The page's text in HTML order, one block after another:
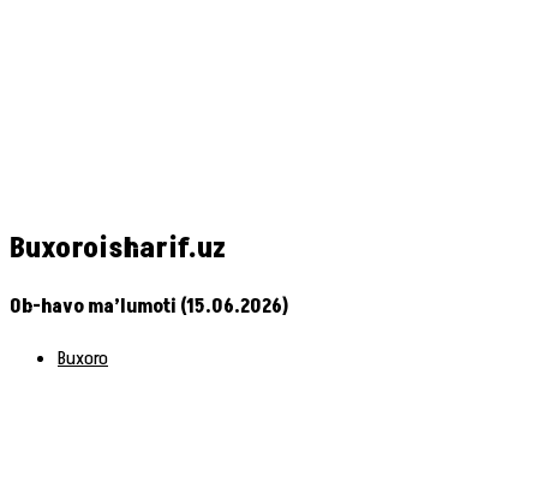
Buxoroisharif.uz
Ob-havo ma’lumoti (15.06.2026)
Buxoro